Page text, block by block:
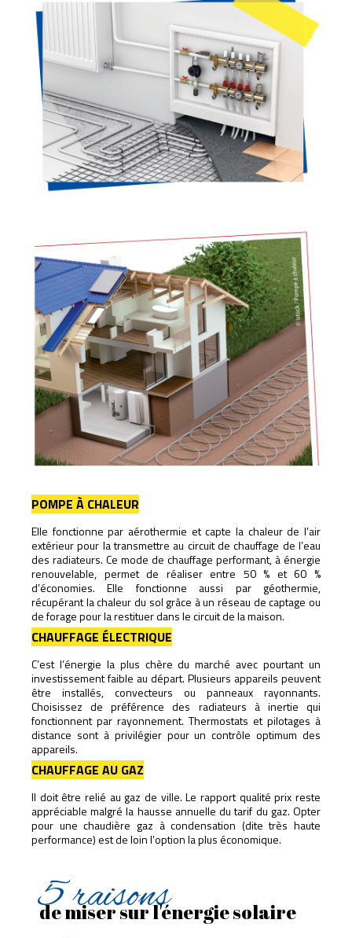
POMPE À CHALEUR
Elle fonctionne par aérothermie et capte la chaleur de l’air
extérieur pour la transmettre au circuit de chauffage de l’eau
des radiateurs. Ce mode de chauffage performant, à énergie
renouvelable, permet de réaliser entre 50 % et 60 %
d’économies. Elle fonctionne aussi par géothermie,
récupérant la chaleur du sol grâce à un réseau de captage ou
de forage pour la restituer dans le circuit de la maison.
CHAUFFAGE ÉLECTRIQUE
C’est l’énergie la plus chère du marché avec pourtant un
investissement faible au départ. Plusieurs appareils peuvent
être installés, convecteurs ou panneaux rayonnants.
Choisissez de préférence des radiateurs à inertie qui
fonctionnent par rayonnement. Thermostats et pilotages à
distance sont à privilégier pour un contrôle optimum des
appareils.
CHAUFFAGE AU GAZ
Il doit être relié au gaz de ville. Le rapport qualité prix reste
appréciable malgré la hausse annuelle du tarif du gaz. Opter
pour une chaudière gaz à condensation (dite très haute
performance) est de loin l’option la plus économique.
5 raisons
de miser sur l'énergie solaire